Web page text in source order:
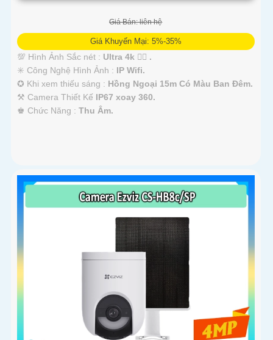
Giá Bán: liên hệ
Giá Khuyến Mại: 5%-35%
💯 Hình Ảnh Sắc nét : Ultra 4k 👍🏾 .
✳️ Công Nghệ Hình Ảnh : IP Wifi.
✪ Khi xem thiếu sáng : Hồng Ngoại 15m Có Màu Ban Ðêm.
⚒ Camera Thiết Kế IP67 xoay 360.
️♚ Chức Năng : Thu Âm.